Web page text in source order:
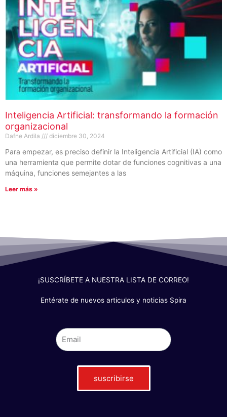
Inteligencia Artificial: transformando la formación
organizacional
Dafne Ardila diciembre 30, 2024
Para empezar, es preciso definir la Inteligencia Artificial (IA) como
una herramienta que permite dotar de funciones cognitivas a una
máquina, funciones semejantes a las
Leer más »
¡SUSCRÍBETE A NUESTRA LISTA DE CORREO!
Entérate de nuevos articulos y noticias Spira
suscribirse